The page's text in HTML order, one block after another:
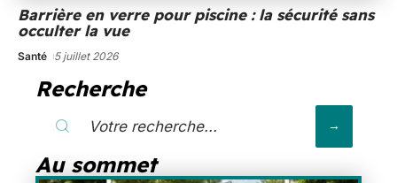
Barrière en verre pour piscine : la sécurité sans
occulter la vue
Santé 5 juillet 2026
Recherche
Au sommet